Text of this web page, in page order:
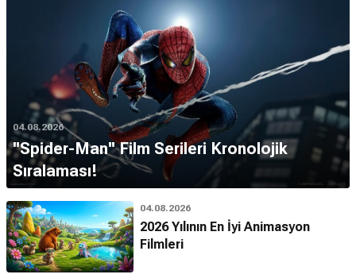
04.08.2026
''Spider-Man'' Film Serileri Kronolojik
Sıralaması!
04.08.2026
2026 Yılının En İyi Animasyon
Filmleri